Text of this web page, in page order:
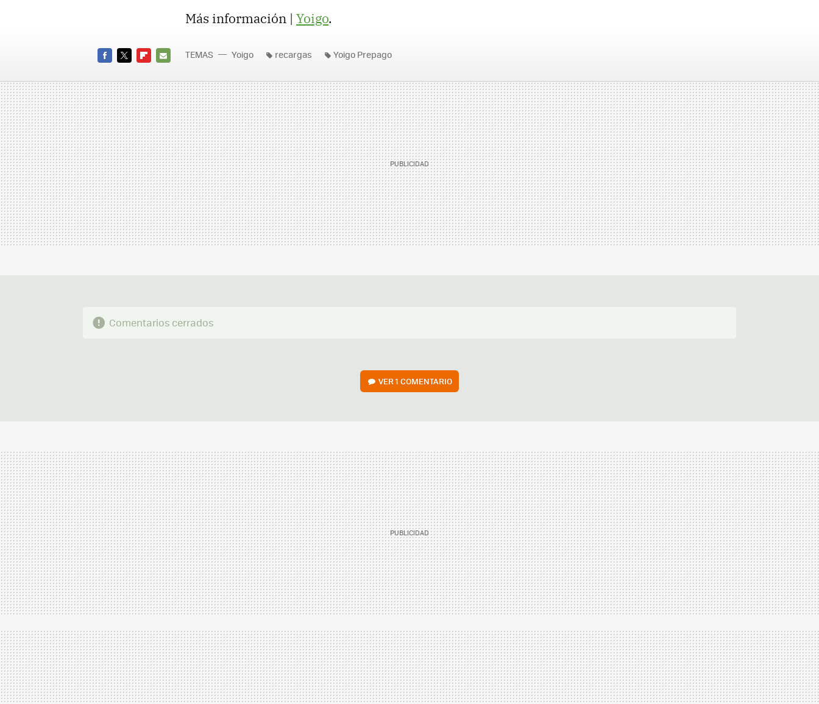
Más información | Yoigo.
MAIL
TEMAS Yoigo recargas Yoigo Prepago
Comentarios cerrados
VER1 COMENTARIO